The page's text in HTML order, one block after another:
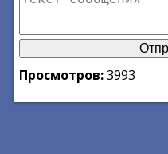
Просмотров:3993